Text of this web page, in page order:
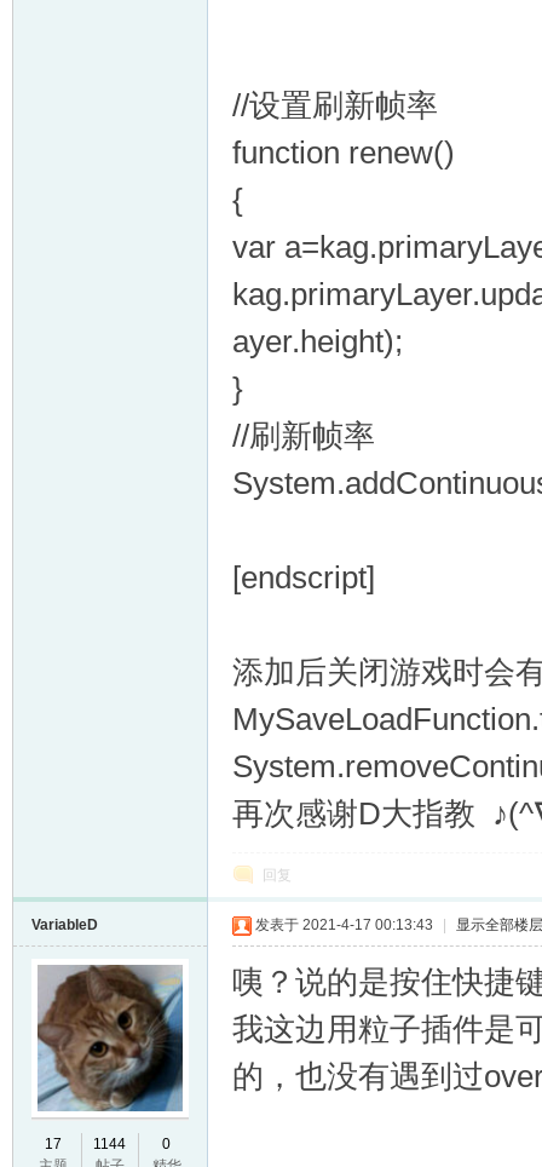
//设置刷新帧率
function renew()
{
var
ayer.height);
}
//刷新帧率
[endscript]
添加后关闭游戏时会
再次感谢D大指教
回复
VariableD
17
1144
0
发表于 2021-4-17 00:13:43 显示全部楼层
咦？说的是按住快捷
我这边用粒子插件是
的，也没有遇到过